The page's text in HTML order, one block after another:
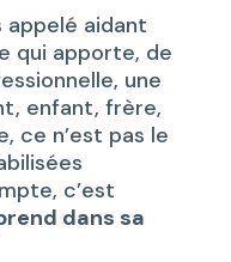
appelé aidant
qui apporte, de
une
enfant, frère,
ce n’est pas le
c’est
dans sa